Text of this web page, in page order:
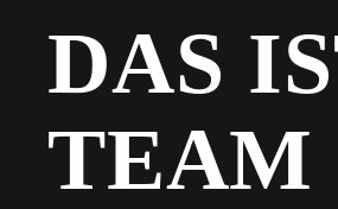
DAS
TEAM